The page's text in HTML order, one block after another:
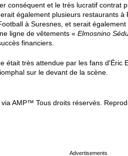
conséquent et le très lucratif contrat
également plusieurs restaurants à
à Suresnes, et serait
ligne de vêtements « Elmosnino
financiers.
était très attendue par les fans d'Éric
sur le devant de la scène.
AMP™ Tous droits réservés.